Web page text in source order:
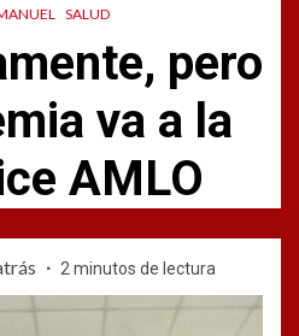
SALUD
pero
va a la
AMLO
2 minutos de lectura